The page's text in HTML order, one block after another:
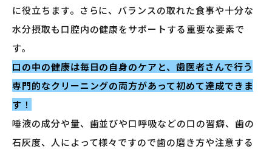
に役立ちます。さらに、バランスの取れた食事や十分な
水分摂取も口腔内の健康をサポートする重要な要素で
す。
口の中の健康は毎日の自身のケアと、歯医者さんで行う
専門的なクリーニングの両方があって初めて達成できま
す ！
唾液の成分や量、歯並びや口呼吸などの口の習癖、歯の
石灰度、人によって様々ですので歯の磨き方や注意する